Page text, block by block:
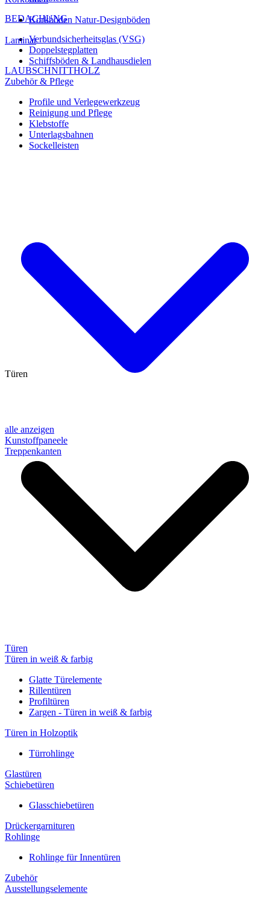
BEDACHUNG
Verbundsicherheitsglas (VSG)
Doppelstegplatten
LAUBSCHNITTHOLZ
Korkböden Natur-Designböden
Laminat
Schiffsböden & Landhausdielen
Zubehör & Pflege
Profile und Verlegewerkzeug
Reinigung und Pflege
Klebstoffe
Unterlagsbahnen
Sockelleisten
alle anzeigen
Kunstoffpaneele
Treppenkanten
Türen
Türen
Türen in weiß & farbig
Glatte Türelemente
Rillentüren
Profiltüren
Zargen - Türen in weiß & farbig
Türen in Holzoptik
Türrohlinge
Glastüren
Schiebetüren
Glasschiebetüren
Drückergarnituren
Rohlinge
Rohlinge für Innentüren
Zubehör
Ausstellungselemente